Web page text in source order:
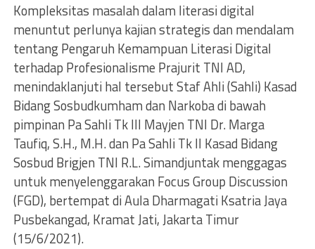
Kompleksitas masalah dalam literasi digital
menuntut perlunya kajian strategis dan mendalam
tentang Pengaruh Kemampuan Literasi Digital
terhadap Profesionalisme Prajurit TNI AD,
menindaklanjuti hal tersebut Staf Ahli (Sahli) Kasad
Bidang Sosbudkumham dan Narkoba di bawah
pimpinan Pa Sahli Tk III Mayjen TNI Dr. Marga
Taufiq, S.H., M.H. dan Pa Sahli Tk II Kasad Bidang
Sosbud Brigjen TNI R.L. Simandjuntak menggagas
untuk menyelenggarakan Focus Group Discussion
(FGD), bertempat di Aula Dharmagati Ksatria Jaya
Pusbekangad, Kramat Jati, Jakarta Timur
(15/6/2021).